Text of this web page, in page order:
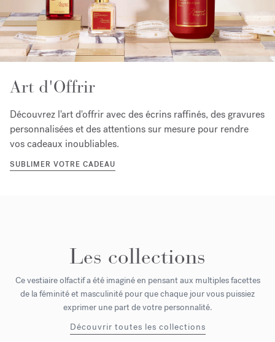
Art d'Offrir
Découvrez l'art d'offrir avec des écrins raffinés, des gravures
personnalisées et des attentions sur mesure pour rendre
vos cadeaux inoubliables.
SUBLIMER VOTRE CADEAU
Les collections
Ce vestiaire olfactif a été imaginé en pensant aux multiples facettes
de la féminité et masculinité pour que chaque jour vous puissiez
exprimer une part de votre personnalité.
Découvrir toutes les collections